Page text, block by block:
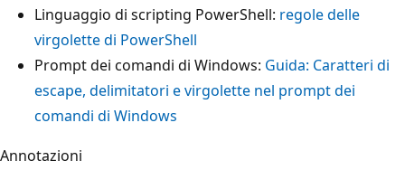
Linguaggio di scripting PowerShell: regole delle
virgolette di PowerShell
Prompt dei comandi di Windows: Guida: Caratteri di
escape, delimitatori e virgolette nel prompt dei
comandi di Windows
Annotazioni